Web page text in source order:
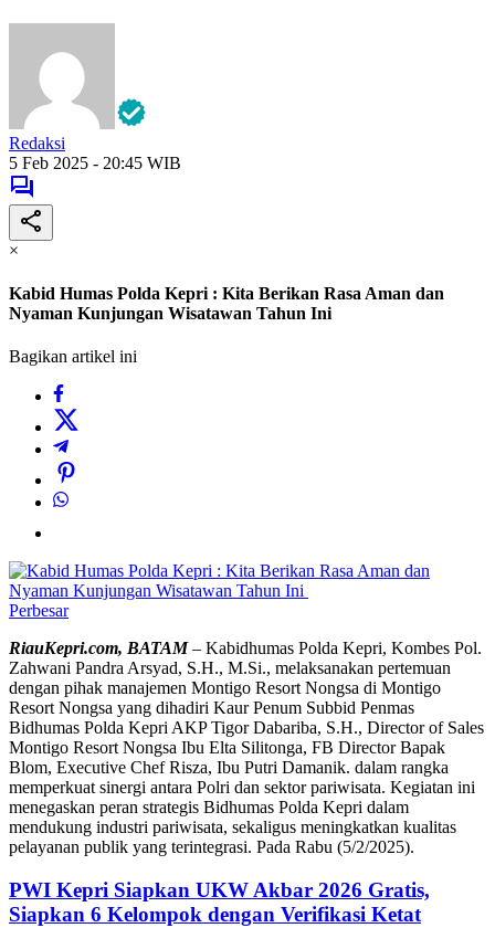
Redaksi
5 Feb 2025 - 20:45 WIB
×
Kabid Humas Polda Kepri : Kita Berikan Rasa Aman dan
Nyaman Kunjungan Wisatawan Tahun Ini
Bagikan artikel ini
Perbesar
RiauKepri.com, BATAM– Kabidhumas Polda Kepri, Kombes Pol.
Zahwani Pandra Arsyad, S.H., M.Si., melaksanakan pertemuan
dengan pihak manajemen Montigo Resort Nongsa di Montigo
Resort Nongsa yang dihadiri Kaur Penum Subbid Penmas
Bidhumas Polda Kepri AKP Tigor Dabariba, S.H., Director of Sales
Montigo Resort Nongsa Ibu Elta Silitonga, FB Director Bapak
Blom, Executive Chef Risza, Ibu Putri Damanik. dalam rangka
memperkuat sinergi antara Polri dan sektor pariwisata. Kegiatan ini
menegaskan peran strategis Bidhumas Polda Kepri dalam
mendukung industri pariwisata, sekaligus meningkatkan kualitas
pelayanan publik yang terintegrasi. Pada Rabu (5/2/2025).
PWI Kepri Siapkan UKW Akbar 2026 Gratis,
Siapkan 6 Kelompok dengan Verifikasi Ketat